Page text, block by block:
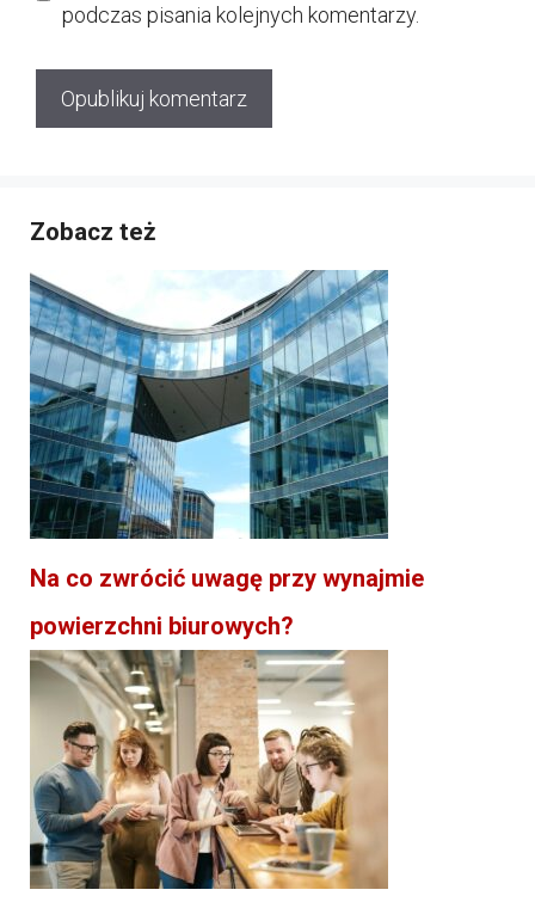
podczas pisania kolejnych komentarzy.
Zobacz też
Na co zwrócić uwagę przy wynajmie
powierzchni biurowych?